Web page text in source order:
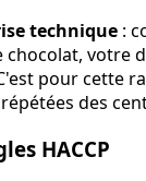
technique :
votre
pour cette
des
HACCP